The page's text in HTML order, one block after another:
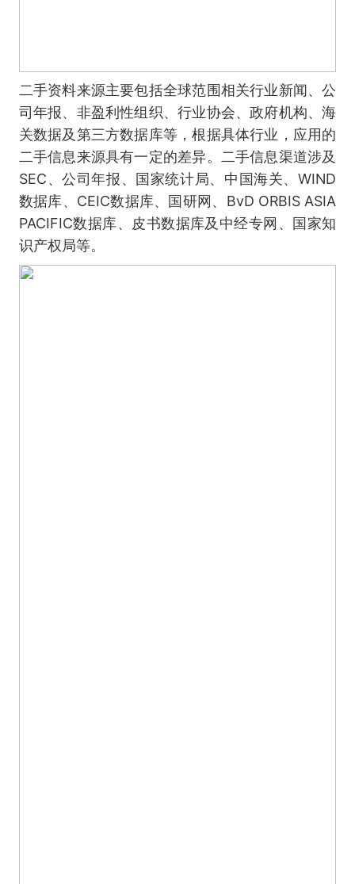
二手资料来源主要包括全球范围相关行业新闻、公
司年报、非盈利性组织、行业协会、政府机构、海
关数据及第三方数据库等，根据具体行业，应用的
二手信息来源具有一定的差异。二手信息渠道涉及
SEC、公司年报、国家统计局、中国海关、WIND
数据库、CEIC数据库、国研网、BvD ORBIS ASIA
PACIFIC数据库、皮书数据库及中经专网、国家知
识产权局等。